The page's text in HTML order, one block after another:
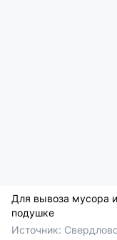
Для вывоза мусора
подушке
Источник: